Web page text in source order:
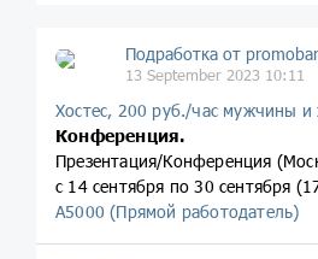
Подработка от
13 September 2023 10:11
Хостес, 200 руб./час мужчины
Конференция.
Презентация/Конференция
с 14 сентября по 30 сентября
А5000 (Прямой работодатель)